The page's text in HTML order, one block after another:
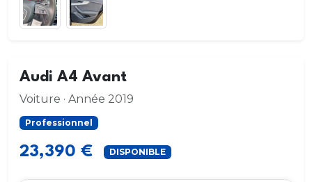
Audi A4 Avant
Voiture · Année 2019
Professionnel
23,390 € DISPONIBLE